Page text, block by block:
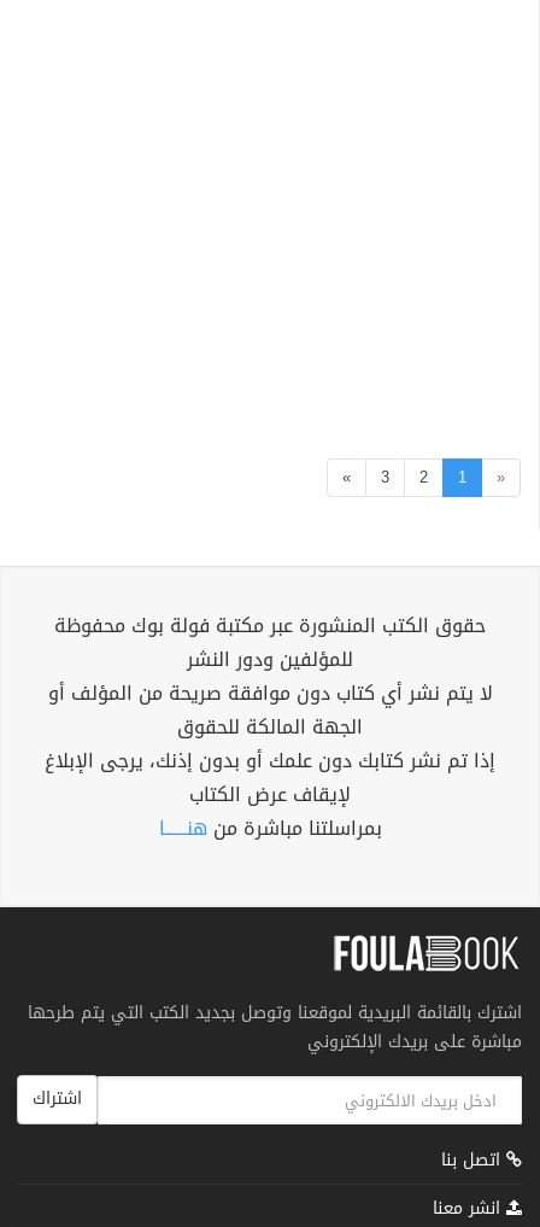
«
1
2
3
»
حقوق الكتب المنشورة عبر مكتبة فولة بوك محفوظة
للمؤلفين ودور النشر
لا يتم نشر أي كتاب دون موافقة صريحة من المؤلف أو
الجهة المالكة للحقوق
إذا تم نشر كتابك دون علمك أو بدون إذنك، يرجى الإبلاغ
لإيقاف عرض الكتاب
بمراسلتنا مباشرة من هنــــــا
اشترك بالقائمة البريدية لموقعنا وتوصل بجديد الكتب التي يتم طرحها
مباشرة على بريدك الإلكتروني
اشتراك
اتصل بنا
انشر معنا